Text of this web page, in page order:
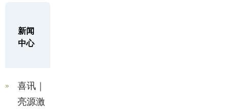
新闻
中心
喜讯｜
亮源激